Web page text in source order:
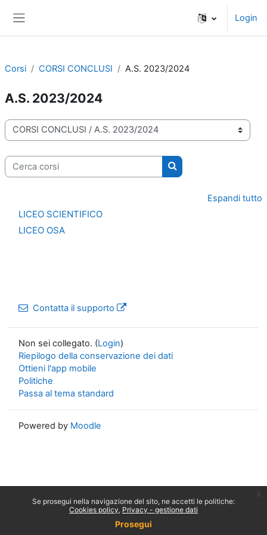
Login
Corsi CORSI CONCLUSI A.S. 2023/2024
A.S. 2023/2024
Categorie di corso
Cerca corsi
Cerca corsi
Espandi tutto
LICEO SCIENTIFICO
LICEO OSA
Contatta il supporto
Non sei collegato. (Login)
Riepilogo della conservazione dei dati
Ottieni l'app mobile
Politiche
Passa al tema standard
Powered by Moodle
Se prosegui nella navigazione del sito, ne accetti le politiche:
Cookies policy Privacy - gestione dati
Prosegui